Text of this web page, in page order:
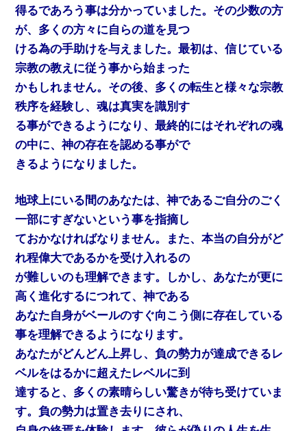
得るであろう事は分かっていました。その少数の方
が、多くの方々に自らの道を見つ
ける為の手助けを与えました。最初は、信じている
宗教の教えに従う事から始まった
かもしれません。その後、多くの転生と様々な宗教
秩序を経験し、魂は真実を識別す
る事ができるようになり、最終的にはそれぞれの魂
の中に、神の存在を認める事がで
きるようになりました。
地球上にいる間のあなたは、神であるご自分のごく
一部にすぎないという事を指摘し
ておかなければなりません。また、本当の自分がど
れ程偉大であるかを受け入れるの
が難しいのも理解できます。しかし、あなたが更に
高く進化するにつれて、神である
あなた自身がベールのすぐ向こう側に存在している
事を理解できるようになります。
あなたがどんどん上昇し、負の勢力が達成できるレ
ベルをはるかに超えたレベルに到
達すると、多くの素晴らしい驚きが待ち受けていま
す。負の勢力は置き去りにされ、